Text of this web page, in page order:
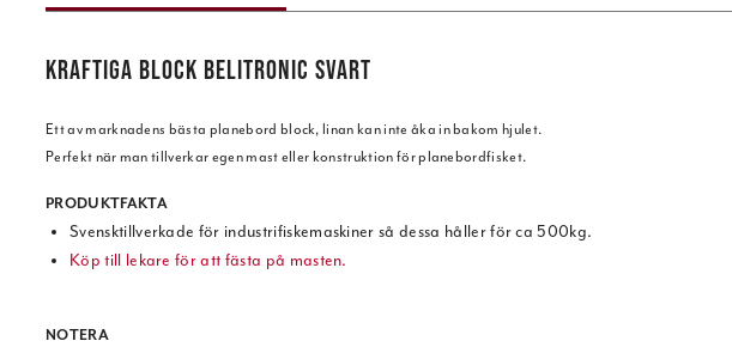
KRAFTIGA BLOCK BELITRONIC SVART
Ett av marknadens bästa planebord block, linan kan inte åka in bakom hjulet.
Perfekt när man tillverkar egen mast eller konstruktion för planebordfisket.
PRODUKTFAKTA
Svensktillverkade för industrifiskemaskiner så dessa håller för ca 500kg.
Köp till lekare för att fästa på masten.
NOTERA